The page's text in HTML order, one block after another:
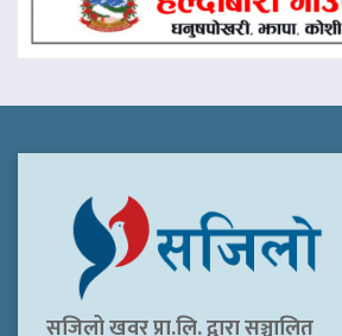
सजिलो खवर प्रा.लि. द्वारा सञ्चालित